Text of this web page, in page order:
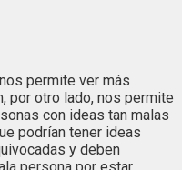
permite ver más
por otro lado, nos permite
con ideas tan malas
podrían tener ideas
y deben